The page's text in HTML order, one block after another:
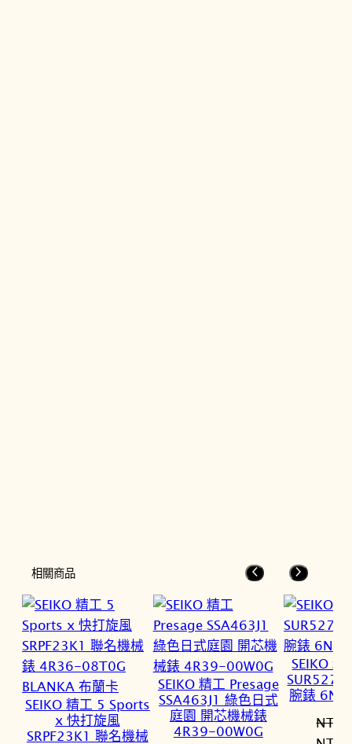
相關商品
SEIKO 精工 5 Sports
x 快打旋風
SRPF23K1 聯名機械
SEIKO 精工 Presage
SSA463J1 綠色日式
庭園 開芯機械錶
4R39-00W0G
SEIKO 精
腕錶
NT$